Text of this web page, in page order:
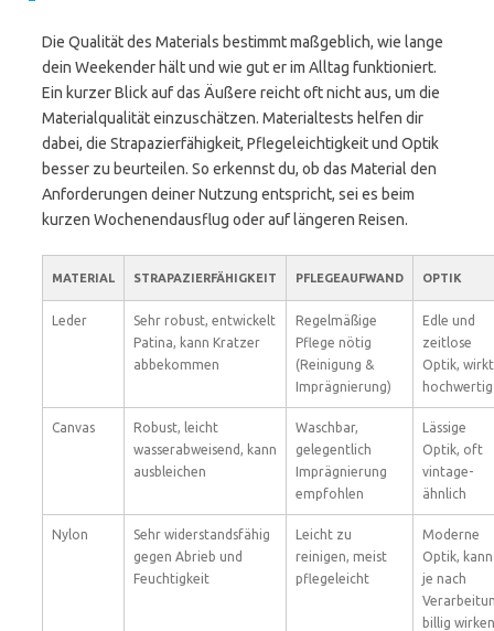
Die Qualität des Materials bestimmt maßgeblich, wie lange
dein Weekender hält und wie gut er im Alltag funktioniert.
Ein kurzer Blick auf das Äußere reicht oft nicht aus, um die
Materialqualität einzuschätzen. Materialtests helfen dir
dabei, die Strapazierfähigkeit, Pflegeleichtigkeit und Optik
besser zu beurteilen. So erkennst du, ob das Material den
Anforderungen deiner Nutzung entspricht, sei es beim
kurzen Wochenendausflug oder auf längeren Reisen.
MATERIAL STRAPAZIERFÄHIGKEIT PFLEGEAUFWAND OPTIK
Leder
Sehr robust, entwickelt
Patina, kann Kratzer
abbekommen
Regelmäßige
Pflege nötig
(Reinigung &
Imprägnierung)
Edle und
zeitlose
Optik, wirkt
hochwertig
Canvas
Robust, leicht
wasserabweisend, kann
ausbleichen
Waschbar,
gelegentlich
Imprägnierung
empfohlen
Lässige
Optik, oft
vintage-
ähnlich
Nylon
Sehr widerstandsfähig
gegen Abrieb und
Feuchtigkeit
Leicht zu
reinigen, meist
pflegeleicht
Moderne
Optik, kann
je nach
billig wirken